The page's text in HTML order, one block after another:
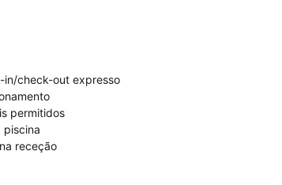
in/check-out expresso
permitidos
piscina
receção